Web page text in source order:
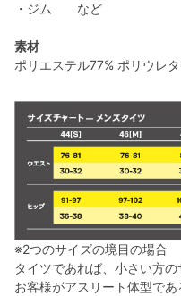
・ジム など
素材
ポリエステル77% ポリウレ
※2つのサイズの境目の場合
タイツであれば、小さい方
お客様がアスリート体型で